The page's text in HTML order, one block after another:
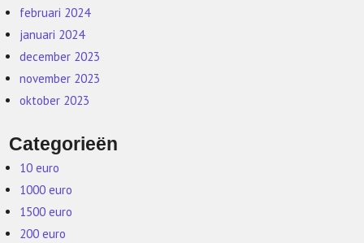
februari 2024
januari 2024
december 2023
november 2023
oktober 2023
Categorieën
10 euro
1000 euro
1500 euro
200 euro